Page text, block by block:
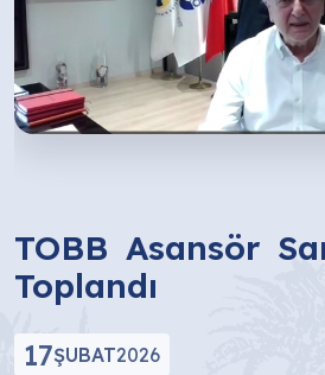
TOBB Asansör
Toplandı
17ŞUBAT2026